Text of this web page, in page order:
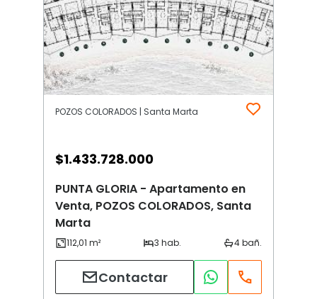
POZOS COLORADOS | Santa Marta
$1.433.728.000
PUNTA GLORIA - Apartamento en
Venta, POZOS COLORADOS, Santa
Marta
Contactar